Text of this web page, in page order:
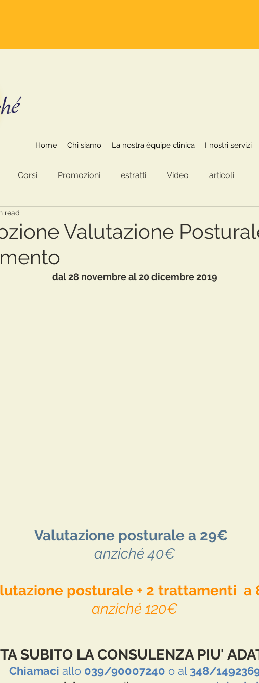
Home Chi siamo La nostra équipe clinica I nostri servizi
Corsi Promozioni estratti Video articoli
Valutazione
read
dal 28 novembre al 20 dicembre 2019
Valutazione posturale a 29€
anziché 40€
posturale + 2 trattamenti  a
anziché 120€
SUBITO LA CONSULENZA PIU'
Chiamaci allo 039/90007240 o al 348/